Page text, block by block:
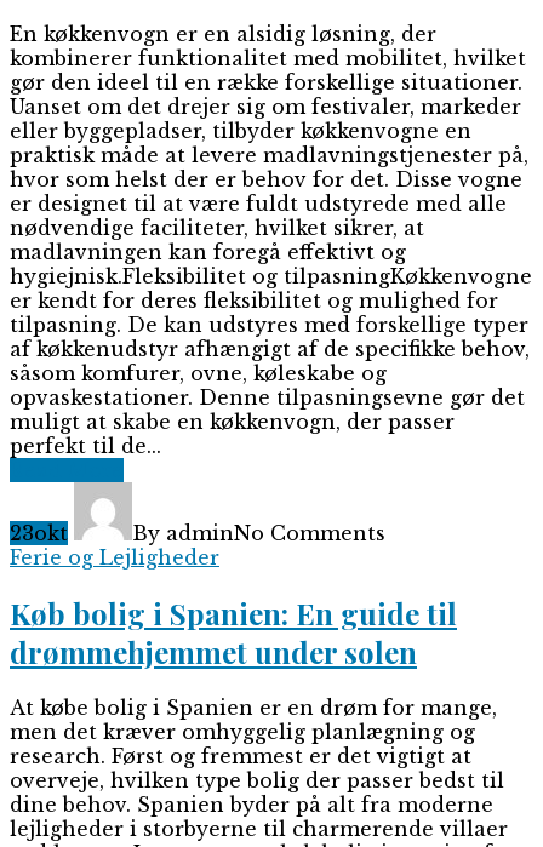
En køkkenvogn er en alsidig løsning, der
kombinerer funktionalitet med mobilitet, hvilket
gør den ideel til en række forskellige situationer.
Uanset om det drejer sig om festivaler, markeder
eller byggepladser, tilbyder køkkenvogne en
praktisk måde at levere madlavningstjenester på,
hvor som helst der er behov for det. Disse vogne
er designet til at være fuldt udstyrede med alle
nødvendige faciliteter, hvilket sikrer, at
madlavningen kan foregå effektivt og
hygiejnisk.Fleksibilitet og tilpasningKøkkenvogne
er kendt for deres fleksibilitet og mulighed for
tilpasning. De kan udstyres med forskellige typer
af køkkenudstyr afhængigt af de specifikke behov,
såsom komfurer, ovne, køleskabe og
opvaskestationer. Denne tilpasningsevne gør det
muligt at skabe en køkkenvogn, der passer
perfekt til de...
23okt By adminNo Comments
Ferie og Lejligheder
Køb bolig i Spanien: En guide til
drømmehjemmet under solen
At købe bolig i Spanien er en drøm for mange,
men det kræver omhyggelig planlægning og
research. Først og fremmest er det vigtigt at
overveje, hvilken type bolig der passer bedst til
dine behov. Spanien byder på alt fra moderne
lejligheder i storbyerne til charmerende villaer